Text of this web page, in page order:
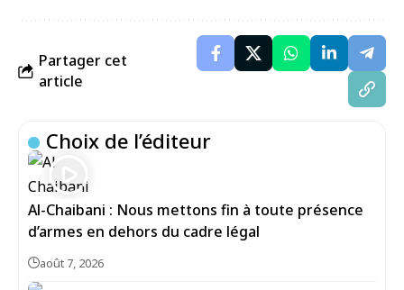
Partager cet
article
Choix de l’éditeur
Al-Chaibani : Nous mettons fin à toute présence
d’armes en dehors du cadre légal
août 7, 2026